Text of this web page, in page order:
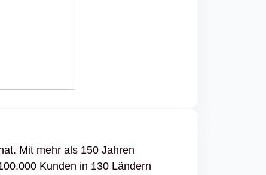
Mit mehr als 150 Jahren
Kunden in 130 Ländern